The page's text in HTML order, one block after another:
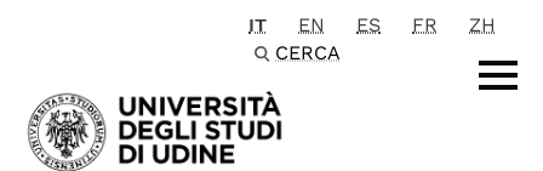
Passa al contenuto principale
IT EN ES FR
ZH
CERCA